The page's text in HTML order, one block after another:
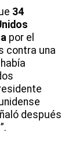
34
por el
contra una
después